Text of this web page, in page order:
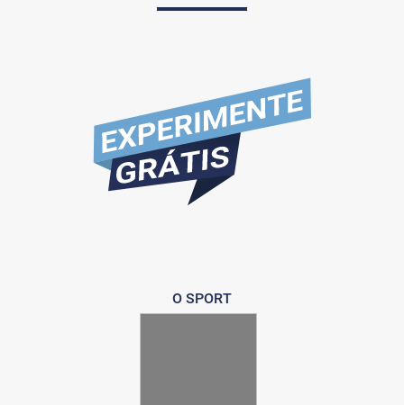
O SPORT